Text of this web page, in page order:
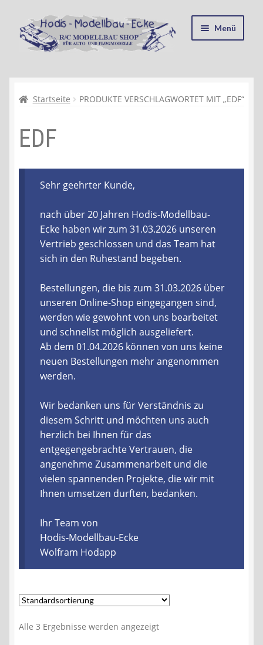
Zur
Navigation
springen
Zum
Inhalt
springen
Menü
Kasse
Mein Konto
Shop
Warenkorb
Ablauf einer Bestellung
Liefer- und Versandkosten
Zahlungsarten
Lieferzeit & Verfügbarkeit
Gutschein
Batterien- und Akku Verordnung
Elektro- und Elektronikgeräte Verordnung
Öle- und Schmierstoff Verordnung
Kontakt
AGB
Widerrufsbelehrung
Datenschutzerklärung
Startseite PRODUKTE VERSCHLAGWORTET MIT „EDF“
EDF
Sehr geehrter Kunde,
nach über 20 Jahren Hodis-Modellbau-
Ecke haben wir zum 31.03.2026 unseren
Vertrieb geschlossen und das Team hat
sich in den Ruhestand begeben.
Bestellungen, die bis zum 31.03.2026 über
unseren Online-Shop eingegangen sind,
werden wie gewohnt von uns bearbeitet
und schnellst möglich ausgeliefert.
Ab dem 01.04.2026 können von uns keine
neuen Bestellungen mehr angenommen
werden.
Wir bedanken uns für Verständnis zu
diesem Schritt und möchten uns auch
herzlich bei Ihnen für das
entgegengebrachte Vertrauen, die
angenehme Zusammenarbeit und die
vielen spannenden Projekte, die wir mit
Ihnen umsetzen durften, bedanken.
Ihr Team von
Hodis-Modellbau-Ecke
Wolfram Hodapp
Alle 3 Ergebnisse werden angezeigt